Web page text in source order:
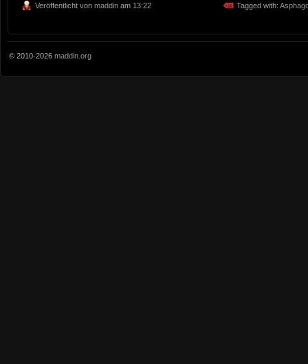
Veröffentlicht von maddin am 13:22 Tagged with:
© 2010-2026 maddin.org